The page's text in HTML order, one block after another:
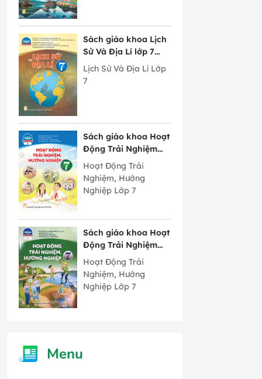
Sách giáo khoa Lịch
Sử Và Địa Lí lớp 7
Chân Trời Sáng Tạo
Lịch Sử Và Địa Lí Lớp
7
Sách giáo khoa Hoạt
Động Trải Nghiệm
Hướng Nghiệp lớp 7
bản 2 Chân Trời
Sáng Tạo
Hoạt Động Trải
Nghiệm, Hướng
Nghiệp Lớp 7
Sách giáo khoa Hoạt
Động Trải Nghiệm
Hướng Nghiệp lớp 7
bản 1 Chân Trời
Sáng Tạo
Hoạt Động Trải
Nghiệm, Hướng
Nghiệp Lớp 7
Menu